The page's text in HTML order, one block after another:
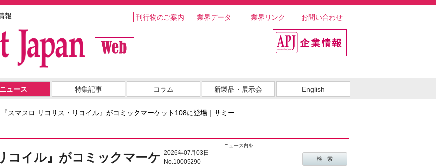
報 刊行物のご案内 業界データ 業界リンク お問い合わせ
ニュース 特集記事 コラム 新製品・展示会 English
『スマスロ リコリス・リコイル』がコミックマーケット108に登場｜サミー
ニュース内を
2026年07月03日
No.10005290
コイル』がコミックマーケ